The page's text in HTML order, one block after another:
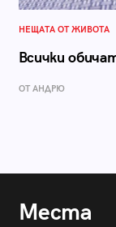
НЕЩАТА ОТ ЖИВОТА
Всички
ОТ АНДРЮ
Места